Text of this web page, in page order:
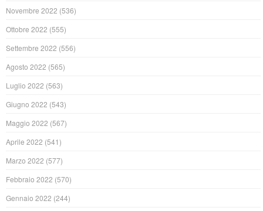
Novembre 2022 (536)
Ottobre 2022 (555)
Settembre 2022 (556)
Agosto 2022 (565)
Luglio 2022 (563)
Giugno 2022 (543)
Maggio 2022 (567)
Aprile 2022 (541)
Marzo 2022 (577)
Febbraio 2022 (570)
Gennaio 2022 (244)